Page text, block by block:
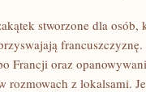
stworzone dla osób,
Francji oraz
rozmowach z lokalsami.